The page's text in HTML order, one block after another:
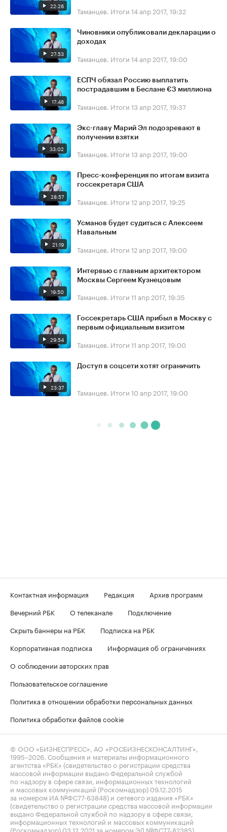
22:26 Таманцев. Итоги 14 апр 2017, 19:32
27:53
Чиновники опубликовали декларации о
доходах
Таманцев. Итоги 14 апр 2017, 19:00
17:48
ЕСПЧ обязал Россию выплатить
пострадавшим в Беслане €3 миллиона
Таманцев. Итоги 13 апр 2017, 19:37
33:02
Экс-главу Марий Эл подозревают в
получении взятки
Таманцев. Итоги 13 апр 2017, 19:00
28:57
Пресс-конференция по итогам визита
госсекретаря США
Таманцев. Итоги 12 апр 2017, 19:25
21:19
Усманов будет судиться с Алексеем
Навальным
Таманцев. Итоги 12 апр 2017, 19:00
19:50
Интервью с главным архитектором
Москвы Сергеем Кузнецовым
Таманцев. Итоги 11 апр 2017, 19:35
29:54
Госсекретарь США прибыл в Москву с
первым официальным визитом
Таманцев. Итоги 11 апр 2017, 19:00
23:37
Доступ в соцсети хотят ограничить
Таманцев. Итоги 10 апр 2017, 19:00
Контактная информация Редакция
Архив программ
Вечерний РБК
О телеканале
Подключение
Скрыть баннеры на РБК
Подписка на РБК
Корпоративная подписка
Информация об ограничениях
О соблюдении авторских прав
Пользовательское соглашение
Политика в отношении обработки персональных данных
Политика обработки файлов cookie
© ООО «БИЗНЕСПРЕСС», АО «РОСБИЗНЕСКОНСАЛТИНГ»,
1995–2026 . Сообщения и материалы информационного
агентства «РБК» (свидетельство о регистрации средства
массовой информации выдано Федеральной службой
по надзору в сфере связи, информационных технологий
и массовых коммуникаций (Роскомнадзор) 09.12.2015
за номером ИА №ФС77-63848) и сетевого издания «РБК»
(свидетельство о регистрации средства массовой информации
выдано Федеральной службой по надзору в сфере связи,
информационных технологий и массовых коммуникаций
(Роскомнадзор) 03.12.2021 за номером ЭЛ №ФС77-82385)